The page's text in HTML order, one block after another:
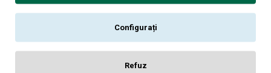
mărci de gin din Olanda și a obținut numeroase premii și distincții
Astăzi, Bokma continuă să producă ginuri de calitate superioară,
Configurați
Refuz